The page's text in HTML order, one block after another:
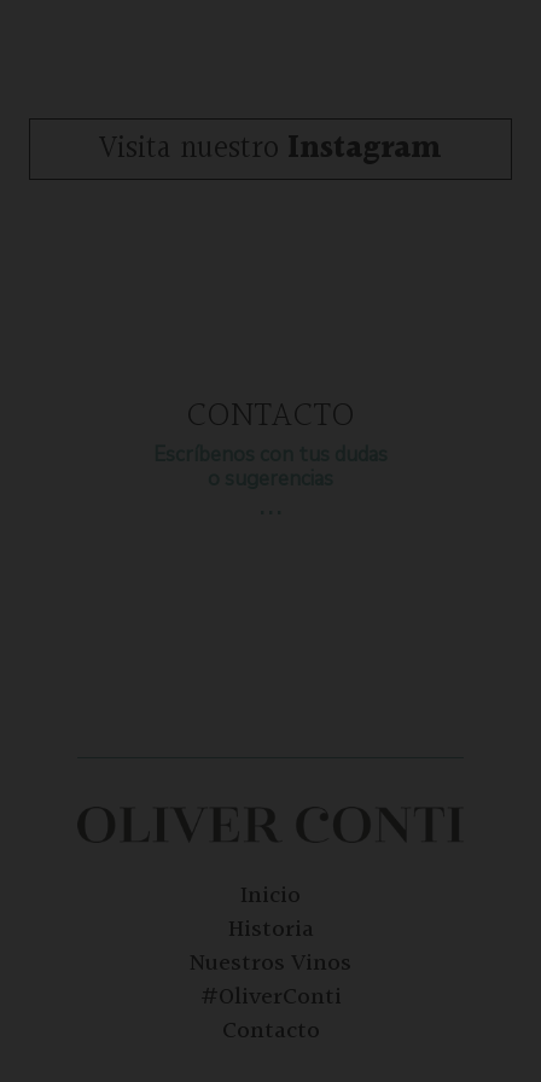
Visita nuestro Instagram
CONTACTO
Inicio
Historia
Nuestros Vinos
#OliverConti
Contacto